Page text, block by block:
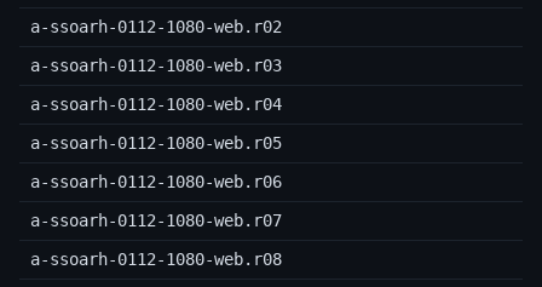
a-ssoarh-0112-1080-web.r02
a-ssoarh-0112-1080-web.r03
a-ssoarh-0112-1080-web.r04
a-ssoarh-0112-1080-web.r05
a-ssoarh-0112-1080-web.r06
a-ssoarh-0112-1080-web.r07
a-ssoarh-0112-1080-web.r08